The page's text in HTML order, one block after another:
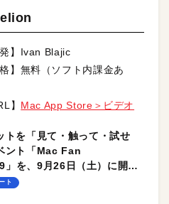
発】Ivan Blajic
格】無料（ソフト内課金あ
】 Mac App Store＞ビデオ
トを「見て・触って・試せ
ント「Mac Fan
を、9月26日（土）に開催
ト